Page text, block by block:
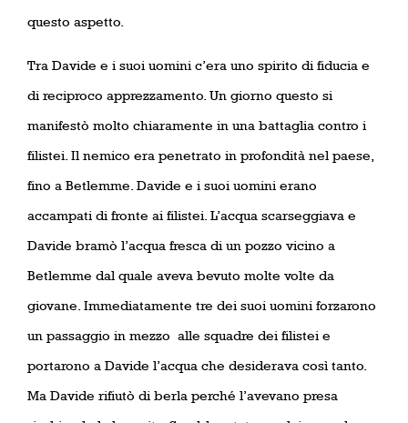
questo aspetto.
Tra Davide e i suoi uomini c’era uno spirito di fiducia e
di reciproco apprezzamento. Un giorno questo si
manifestò molto chiaramente in una battaglia contro i
filistei. Il nemico era penetrato in profondità nel paese,
fino a Betlemme. Davide e i suoi uomini erano
accampati di fronte ai filistei. L’acqua scarseggiava e
Davide bramò l’acqua fresca di un pozzo vicino a
Betlemme dal quale aveva bevuto molte volte da
giovane. Immediatamente tre dei suoi uomini forzarono
un passaggio in mezzo alle squadre dei filistei e
portarono a Davide l’acqua che desiderava così tanto.
Ma Davide rifiutò di berla perché l’avevano presa